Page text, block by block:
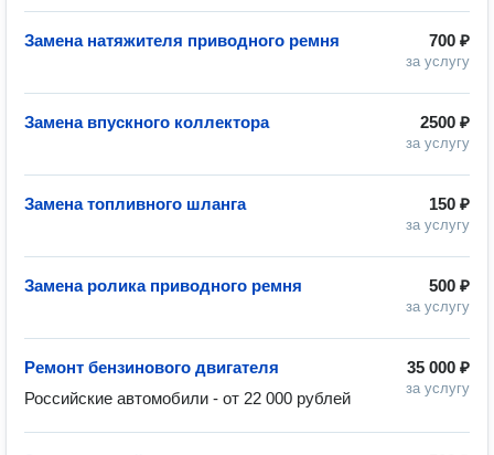
700 ₽
за услугу
Замена натяжителя приводного ремня
2500 ₽
за услугу
Замена впускного коллектора
150 ₽
за услугу
Замена топливного шланга
500 ₽
за услугу
Замена ролика приводного ремня
35 000 ₽
за услугу
Ремонт бензинового двигателя
Российские автомобили - от 22 000 рублей